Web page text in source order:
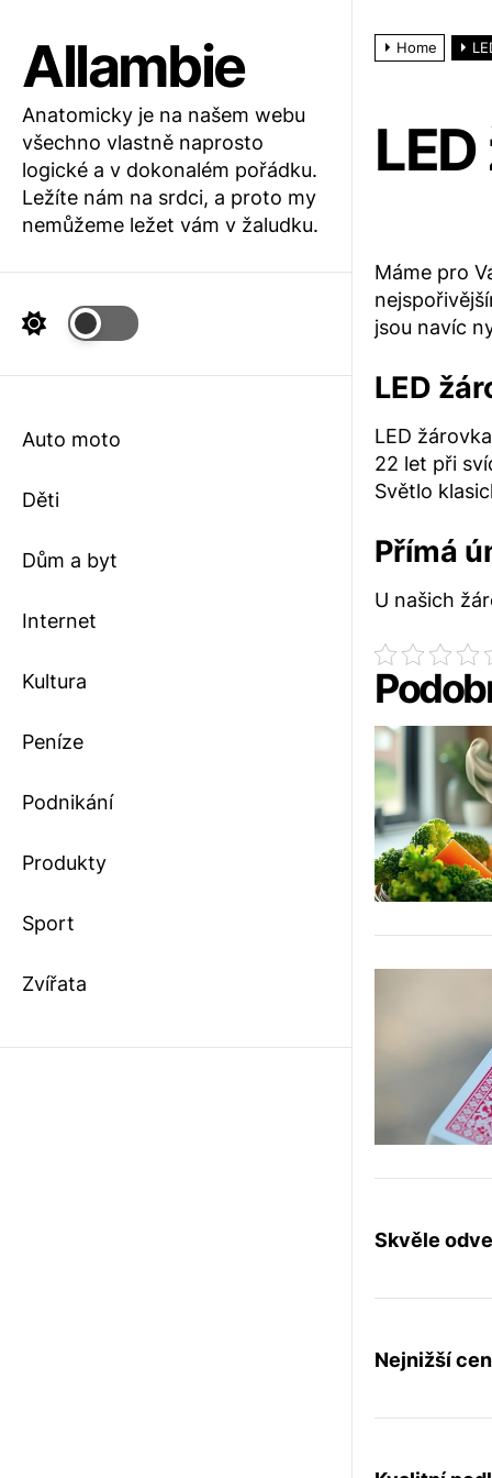
content
Allambie
Anatomicky je na našem webu
všechno vlastně naprosto
logické a v dokonalém pořádku.
Ležíte nám na srdci, a proto my
nemůžeme ležet vám v žaludku.
Auto moto
Děti
Dům a byt
Internet
Kultura
Peníze
Podnikání
Produkty
Sport
Zvířata
Home
Máme pro
jsou navíc
LED
LED žárovka
22 let při
Světlo
Přímá
U našich
Skvěle
Nejnižší